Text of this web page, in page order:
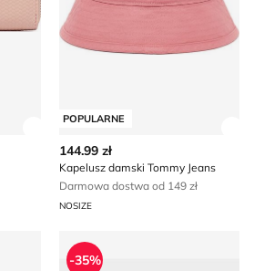
POPULARNE
144.99 zł
Kapelusz damski Tommy Jeans
Darmowa dostwa od 149 zł
NOSIZE
Portfel damski Mohito
-35%